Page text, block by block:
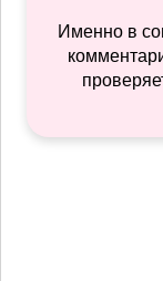
Именно в